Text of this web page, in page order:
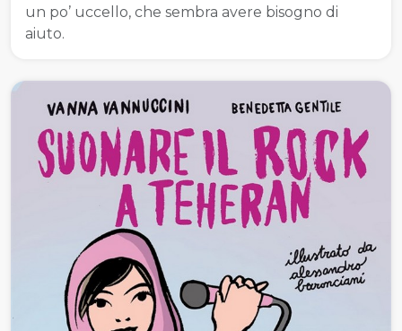
un po’ uccello, che sembra avere bisogno di
aiuto.